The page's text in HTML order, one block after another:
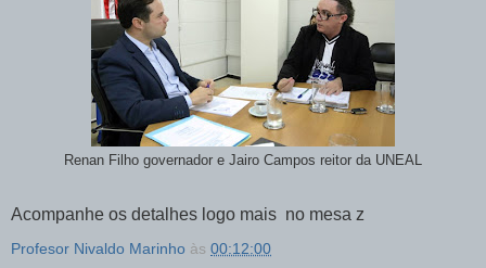
Renan Filho governador e Jairo Campos reitor da UNEAL
Acompanhe os detalhes logo mais no mesa z
Profesor Nivaldo Marinho às 00:12:00